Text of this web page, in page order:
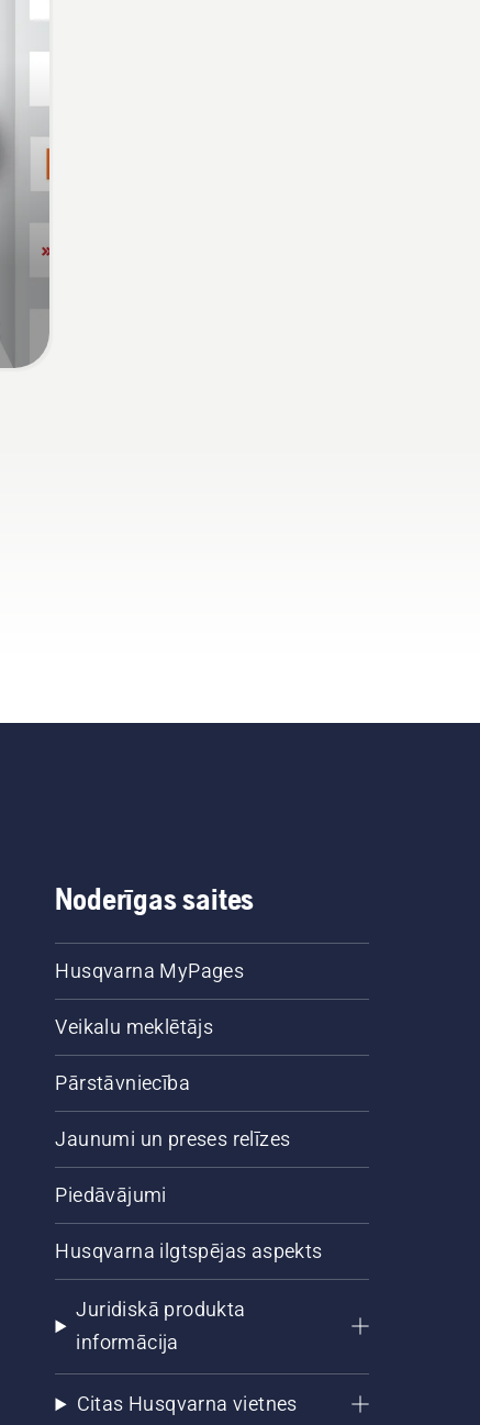
Noderīgas saites
Husqvarna MyPages
Veikalu meklētājs
Pārstāvniecība
Jaunumi un preses relīzes
Piedāvājumi
Husqvarna ilgtspējas aspekts
Juridiskā produkta
informācija
Citas Husqvarna vietnes